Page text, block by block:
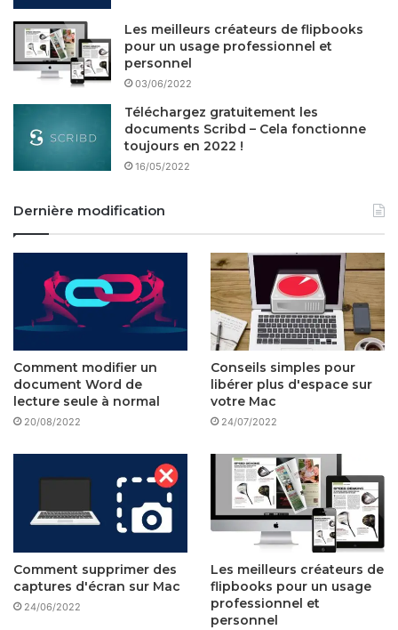
Les meilleurs créateurs de flipbooks
pour un usage professionnel et
personnel
03/06/2022
Téléchargez gratuitement les
documents Scribd – Cela fonctionne
toujours en 2022 !
16/05/2022
Dernière modification
Comment modifier un
document Word de
lecture seule à normal
20/08/2022
Conseils simples pour
libérer plus d'espace sur
votre Mac
24/07/2022
Comment supprimer des
captures d'écran sur Mac
24/06/2022
Les meilleurs créateurs de
flipbooks pour un usage
professionnel et
personnel